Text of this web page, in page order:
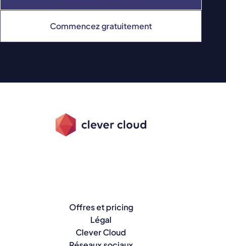
Commencez gratuitement
Offres et pricing
Légal
Clever Cloud